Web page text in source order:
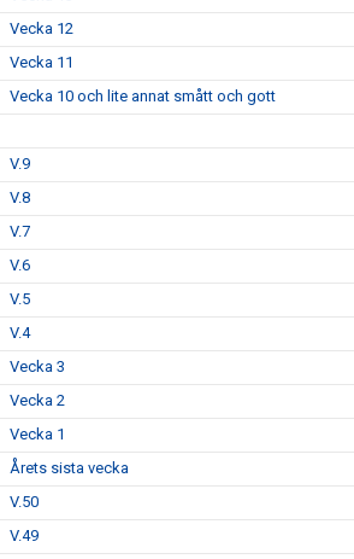
Vecka 12
Vecka 11
Vecka 10 och lite annat smått och gott
V.9
V.8
V.7
V.6
V.5
V.4
Vecka 3
Vecka 2
Vecka 1
Årets sista vecka
V.50
V.49